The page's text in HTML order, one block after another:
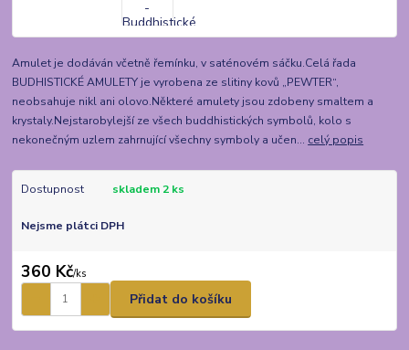
Amulet je dodáván včetně řemínku, v saténovém sáčku.Celá řada
BUDHISTICKÉ AMULETY je vyrobena ze slitiny kovů „PEWTER“,
neobsahuje nikl ani olovo.Některé amulety jsou zdobeny smaltem a
krystaly.Nejstarobylejší ze všech buddhistických symbolů, kolo s
nekonečným uzlem zahrnující všechny symboly a učen... celý popis
Dostupnost skladem 2 ks
Nejsme plátci DPH
360 Kč/ks
Přidat do košíku